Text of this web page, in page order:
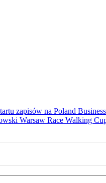
zapisów na Poland
Warsaw Race Walking